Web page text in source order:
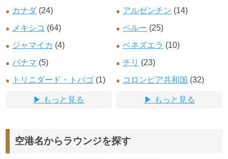
カナダ(24)
メキシコ (64)
ジャマイカ (4)
パナマ (5)
トリニダード・トバゴ (1)
もっと見る
アルゼンチン (14)
ペルー (25)
ベネズエラ (10)
チリ (23)
コロンビア共和国 (32)
もっと見る
空港名からラウンジを探す